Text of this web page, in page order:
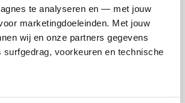
te analyseren en — met jouw
marketingdoeleinden. Met jouw
wij en onze partners gegevens
voorkeuren en technische